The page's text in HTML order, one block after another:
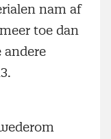
nam af
toe dan
andere